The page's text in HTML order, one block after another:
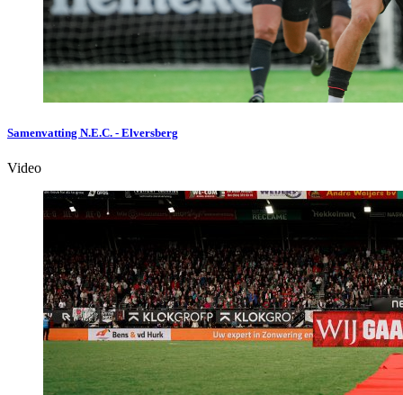
Samenvatting N.E.C. - Elversberg
Video